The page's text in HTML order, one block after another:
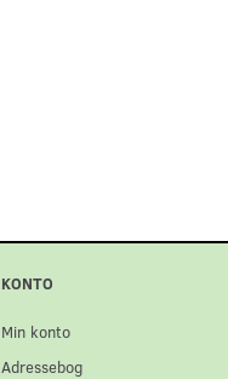
KONTO
Min konto
Adressebog